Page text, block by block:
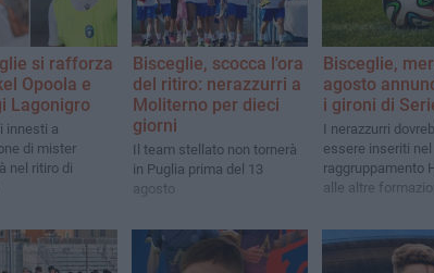
si rafforza
Opoola e
Lagonigro
innesti a
di mister
nel ritiro di
Bisceglie, scocca l'ora
del ritiro: nerazzurri a
Moliterno per dieci
giorni
Il team stellato non tornerà
in Puglia prima del 13
agosto
Bisceglie,
agosto
i gironi di
I nerazzurri
essere inseriti nel
raggruppamento
alle altre